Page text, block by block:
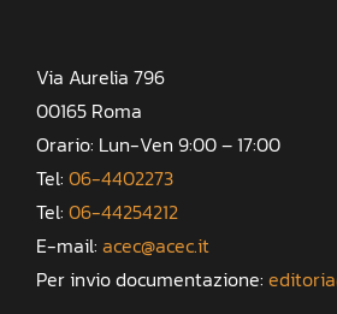
Via Aurelia 796
00165 Roma
Orario: Lun-Ven 9:00 – 17:00
Tel: 06-4402273
Tel: 06-44254212
E-mail: acec@acec.it
Per invio documentazione: